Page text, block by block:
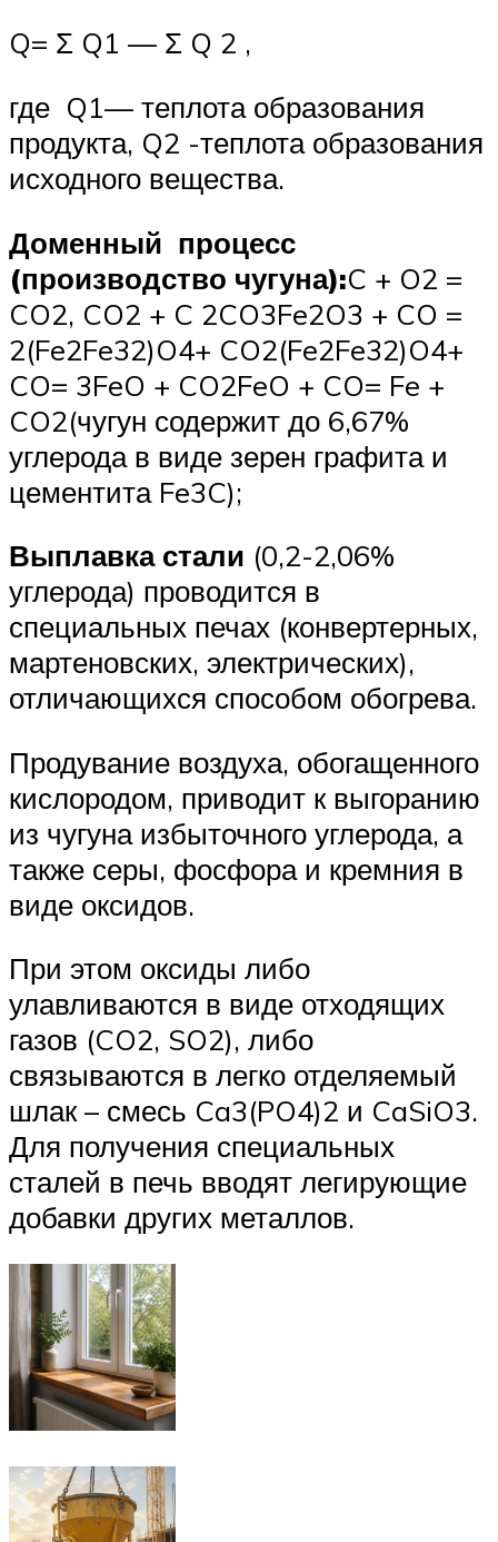
Q= Σ Q1 — Σ Q 2 ,
где Q1— теплота образования
продукта, Q2 -теплота образования
исходного вещества.
Доменный процесс
(производство чугуна):C + O2 =
CO2, CO2 + C 2CO3Fe2O3 + CO =
2(Fe2Fe32)O4+ CO2(Fe2Fe32)O4+
CO= 3FeO + CO2FeO + CO= Fe +
CO2(чугун содержит до 6,67%
углерода в виде зерен графита и
цементита Fe3C);
Выплавка стали (0,2-2,06%
углерода) проводится в
специальных печах (конвертерных,
мартеновских, электрических),
отличающихся способом обогрева.
Продувание воздуха, обогащенного
кислородом, приводит к выгоранию
из чугуна избыточного углерода, а
также серы, фосфора и кремния в
виде оксидов.
При этом оксиды либо
улавливаются в виде отходящих
газов (CO2, SO2), либо
связываются в легко отделяемый
шлак – смесь Ca3(PO4)2 и CaSiO3.
Для получения специальных
сталей в печь вводят легирующие
добавки других металлов.